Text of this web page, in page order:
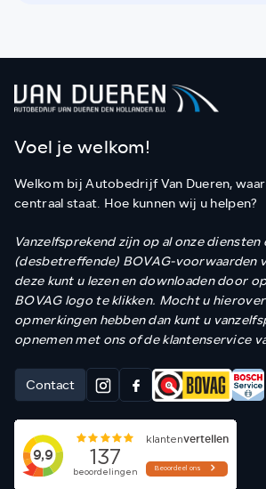
Voel je welkom!
Welkom bij Autobedrijf Van Dueren,
centraal staat. Hoe kunnen wij u helpen?
Vanzelfsprekend zijn op al onze
(desbetreffende) BOVAG-voorwaarden
deze kunt u lezen en downloaden door
BOVAG logo te klikken. Mocht u
opmerkingen hebben dan kunt u
opnemen met ons of de klantenservice
Contact